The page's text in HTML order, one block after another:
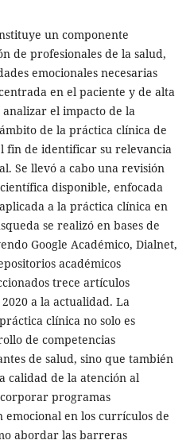
un componente
de profesionales de la salud,
emocionales necesarias
en el paciente y de alta
el impacto de la
de la práctica clínica de
fin de identificar su relevancia
Se llevó a cabo una revisión
disponible, enfocada
a la práctica clínica en
se realizó en bases de
Google Académico, Dialnet,
académicos
trece artículos
a la actualidad. La
clínica no solo es
de competencias
de salud, sino que también
calidad de la atención al
programas
en los currículos de
abordar las barreras